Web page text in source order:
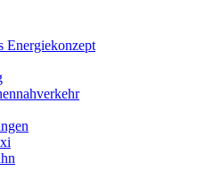
Energiekonzept